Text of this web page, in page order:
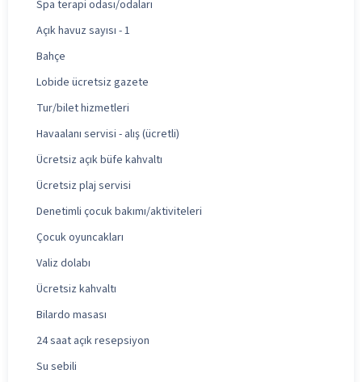
Spa terapi odası/odaları
Açık havuz sayısı - 1
Bahçe
Lobide ücretsiz gazete
Tur/bilet hizmetleri
Havaalanı servisi - alış (ücretli)
Ücretsiz açık büfe kahvaltı
Ücretsiz plaj servisi
Denetimli çocuk bakımı/aktiviteleri
Çocuk oyuncakları
Valiz dolabı
Ücretsiz kahvaltı
Bilardo masası
24 saat açık resepsiyon
Su sebili